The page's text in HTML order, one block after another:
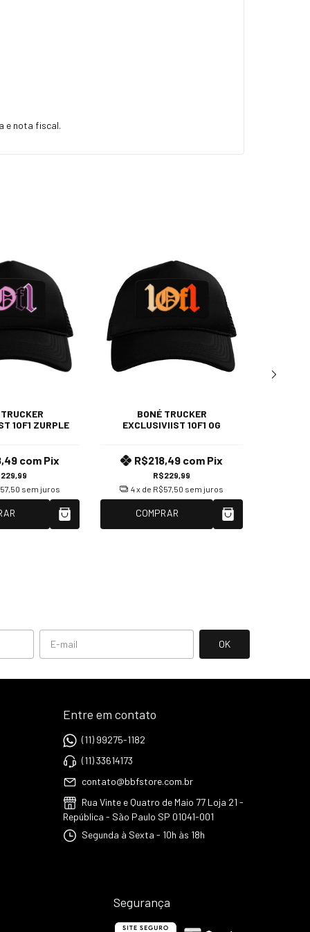
e nota fiscal.
1OF1 ZURPLE
com Pix
sem juros
BONÉ TRUCKER
EXCLUSIVIIST 1OF1 OG
R$229,99
R$218,49 com Pix
4x de R$57,50 sem juros
COMPRAR
Entre em contato
(11) 99275-1182
(11) 33614173
contato@bbfstore.com.br
Rua Vinte e Quatro de Maio 77 Loja 21 -
República - São Paulo SP 01041-001
Segunda à Sexta - 10h às 18h
Segurança